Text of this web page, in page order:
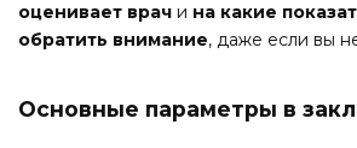
оценивает врач и на какие
обратить внимание, даже если вы
Основные параметры в